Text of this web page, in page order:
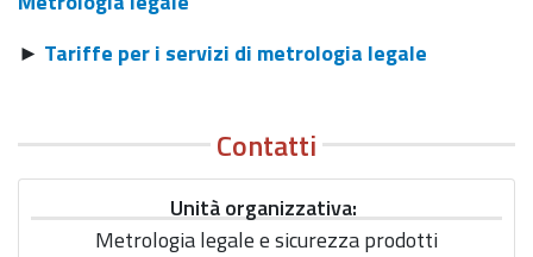
► Tariffe per i servizi di metrologia legale
Contatti
Unità organizzativa
Metrologia legale e sicurezza prodotti